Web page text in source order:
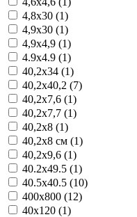
4,8x30 (1)
4,9x30 (1)
4,9x4,9 (1)
4.9x4.9 (1)
40,2x34 (1)
40,2x40,2 (7)
40,2x7,6 (1)
40,2x7,7 (1)
40,2x8 (1)
40,2x8 см (1)
40,2x9,6 (1)
40.2x49.5 (1)
40.5x40.5 (10)
400x800 (12)
40x120 (1)